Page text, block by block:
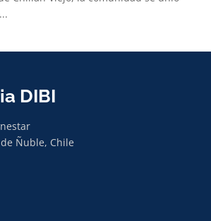
DIBI
Ñuble, Chile